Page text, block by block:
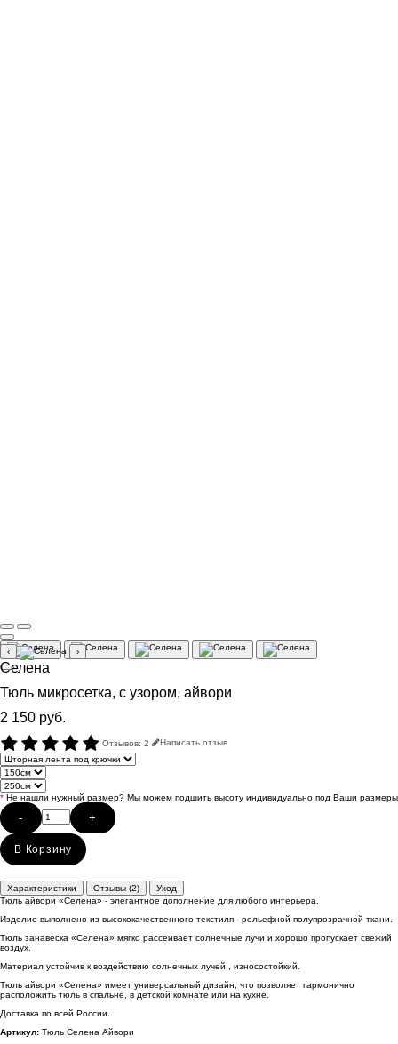
‹ ›
Селена
Тюль микросетка, с узором, айвори
2 150 руб.
Отзывов: 2 Написать отзыв
* Не нашли нужный размер? Мы можем подшить высоту индивидуально под Ваши размеры
- +
В Корзину
Характеристики Отзывы (2)
Уход
Тюль айвори «Селена» - элегантное дополнение для любого интерьера.
Изделие выполнено из высококачественного текстиля - рельефной полупрозрачной ткани.
Тюль занавеска «Селена» мягко рассеивает солнечные лучи и хорошо пропускает свежий
воздух.
Материал устойчив к воздействию солнечных лучей , износостойкий.
Тюль айвори «Селена» имеет универсальный дизайн, что позволяет гармонично
расположить тюль в спальне, в детской комнате или на кухне.
Доставка по всей России.
Артикул: Тюль Селена Айвори